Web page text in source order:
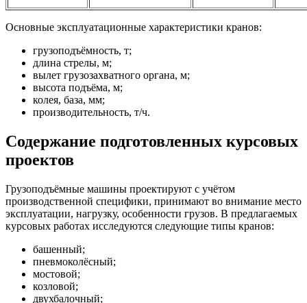
Основные эксплуатационные характеристики кранов:
грузоподъёмность, т;
длина стрелы, м;
вылет грузозахватного органа, м;
высота подъёма, м;
колея, база, мм;
производительность, т/ч.
Содержание подготовленных курсовых
проектов
Грузоподъёмные машины проектируют с учётом
производственной специфики, принимают во внимание место
эксплуатации, нагрузку, особенности грузов. В предлагаемых
курсовых работах исследуются следующие типы кранов:
башенный;
пневмоколёсный;
мостовой;
козловой;
двухбалочный;